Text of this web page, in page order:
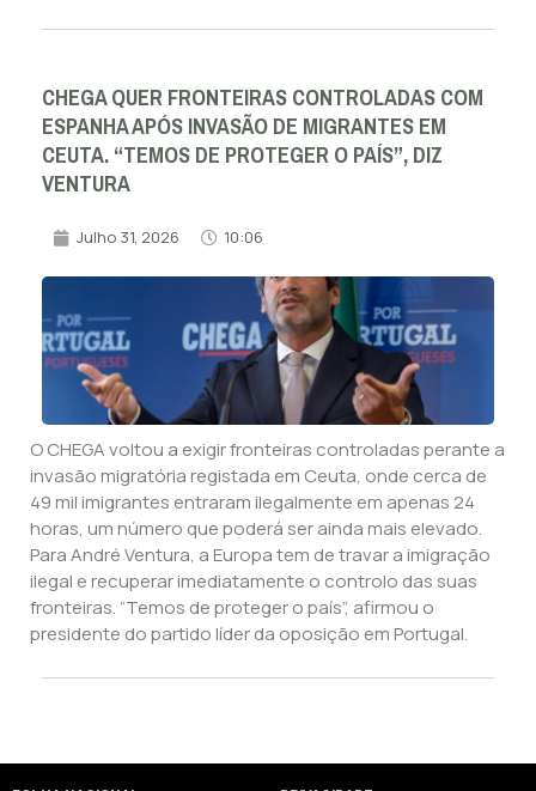
CHEGA QUER FRONTEIRAS CONTROLADAS COM
ESPANHA APÓS INVASÃO DE MIGRANTES EM
CEUTA. “TEMOS DE PROTEGER O PAÍS”, DIZ
VENTURA
Julho 31, 2026 10:06
O CHEGA voltou a exigir fronteiras controladas perante a
invasão migratória registada em Ceuta, onde cerca de
49 mil imigrantes entraram ilegalmente em apenas 24
horas, um número que poderá ser ainda mais elevado.
Para André Ventura, a Europa tem de travar a imigração
ilegal e recuperar imediatamente o controlo das suas
fronteiras. “Temos de proteger o país”, afirmou o
presidente do partido líder da oposição em Portugal.